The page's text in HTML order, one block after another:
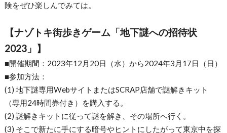
険をぜひ楽しんでみては。
【ナゾトキ街歩きゲーム「地下謎への招待状
2023」】
■開催期間：2023年12月20日（水）から2024年3月17日（日）
■参加方法：
(1) 地下謎専用WebサイトまたはSCRAP店舗で謎解きキット
（専用24時間券付き）を購入する。
(2) 謎解きキットに従って謎を解き、その場所へ行く。
(3) そこで新たに手にする暗号やヒントにしたがって東京中を探